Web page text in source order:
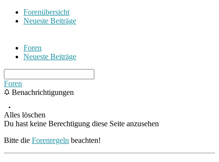
Forenübersicht
Neueste Beiträge
Foren
Neueste Beiträge
Foren
Benachrichtigungen
Alles löschen
Du hast keine Berechtigung diese Seite anzusehen
Bitte die Forenregeln beachten!